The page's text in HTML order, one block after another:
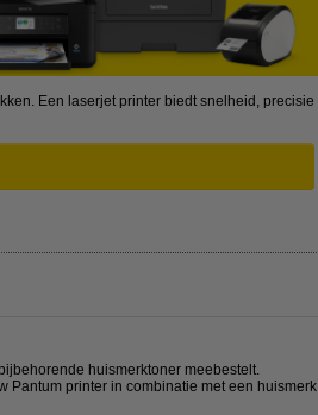
Een laserjet printer biedt snelheid, precisie
huismerktoner meebestelt.
Pantum printer in combinatie met een huismerk